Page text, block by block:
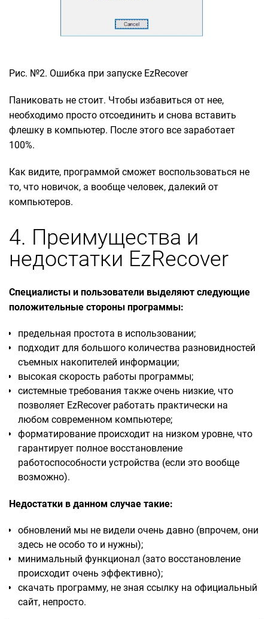
Рис. №2. Ошибка при запуске EzRecover
Паниковать не стоит. Чтобы избавиться от нее,
необходимо просто отсоединить и снова вставить
флешку в компьютер. После этого все заработает
100%.
Как видите, программой сможет воспользоваться не
то, что новичок, а вообще человек, далекий от
компьютеров.
4. Преимущества и
недостатки EzRecover
Специалисты и пользователи выделяют следующие
положительные стороны программы:
предельная простота в использовании;
подходит для большого количества разновидностей
съемных накопителей информации;
высокая скорость работы программы;
системные требования также очень низкие, что
позволяет EzRecover работать практически на
любом современном компьютере;
форматирование происходит на низком уровне, что
гарантирует полное восстановление
работоспособности устройства (если это вообще
возможно).
Недостатки в данном случае такие:
обновлений мы не видели очень давно (впрочем, они
здесь не особо то и нужны);
минимальный функционал (зато восстановление
происходит очень эффективно);
скачать программу, не зная ссылку на официальный
сайт, непросто.